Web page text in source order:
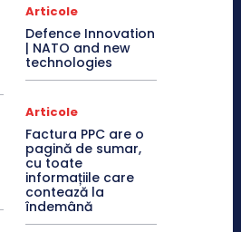
Articole
Defence Innovation
| NATO and new
technologies
Articole
Factura PPC are o
pagină de sumar,
cu toate
informațiile care
contează la
îndemână